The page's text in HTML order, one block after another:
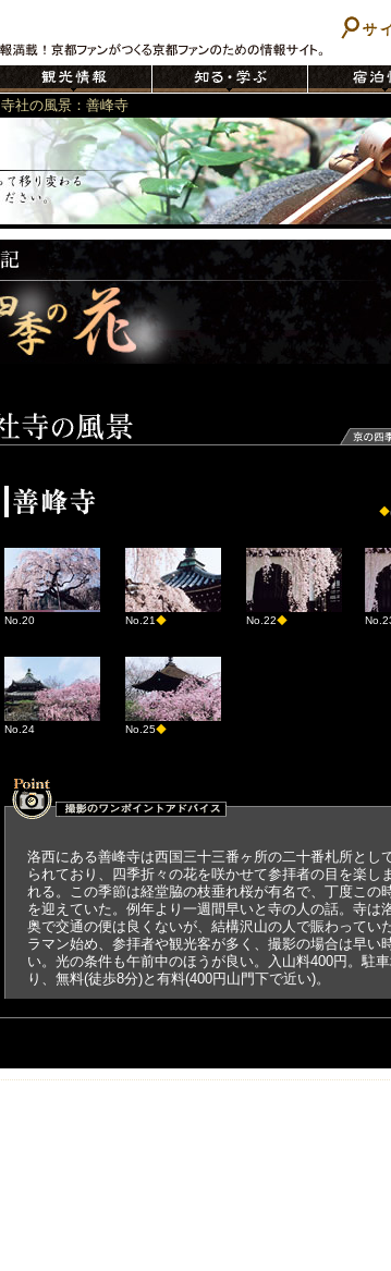
寺社の風景：善峰寺
◆
No.20 No.21◆ No.22◆
No.24 No.25◆
洛西にある善峰寺は西国三十三番ヶ所の二十番札所とし
られており、四季折々の花を咲かせて参拝者の目を楽し
れる。この季節は経堂脇の枝垂れ桜が有名で、丁度この
を迎えていた。例年より一週間早いと寺の人の話。寺は
奥で交通の便は良くないが、結構沢山の人で賑わってい
ラマン始め、参拝者や観光客が多く、撮影の場合は早い
い。光の条件も午前中のほうが良い。入山料400円。駐
り、無料(徒歩8分)と有料(400円山門下で近い)。